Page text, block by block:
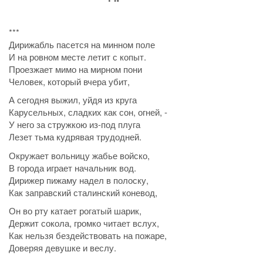
***
Дирижабль пасется на минном поле
И на ровном месте летит с копыт.
Проезжает мимо на мирном пони
Человек, который вчера убит,
А сегодня выжил, уйдя из круга
Карусельных, сладких как сон, огней, -
У него за стружкою из-под плуга
Лезет тьма кудрявая трудодней.
Окружает вольницу жабье войско,
В города играет начальник вод.
Дирижер пижаму надел в полоску,
Как заправский сталинский коневод,
Он во рту катает рогатый шарик,
Держит сокола, громко читает вслух,
Как нельзя бездействовать на пожаре,
Доверяя девушке и веслу.